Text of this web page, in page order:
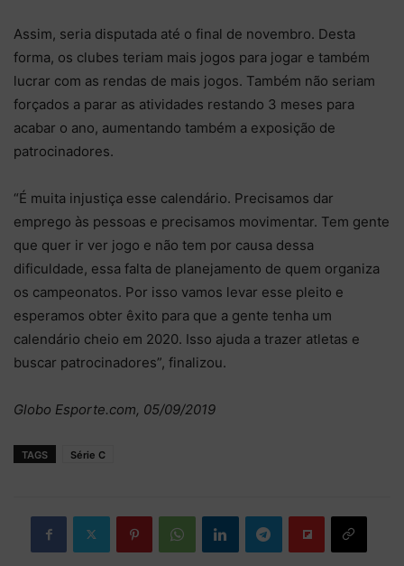
Assim, seria disputada até o final de novembro. Desta
forma, os clubes teriam mais jogos para jogar e também
lucrar com as rendas de mais jogos. Também não seriam
forçados a parar as atividades restando 3 meses para
acabar o ano, aumentando também a exposição de
patrocinadores.
“É muita injustiça esse calendário. Precisamos dar
emprego às pessoas e precisamos movimentar. Tem gente
que quer ir ver jogo e não tem por causa dessa
dificuldade, essa falta de planejamento de quem organiza
os campeonatos. Por isso vamos levar esse pleito e
esperamos obter êxito para que a gente tenha um
calendário cheio em 2020. Isso ajuda a trazer atletas e
buscar patrocinadores”, finalizou.
Globo Esporte.com, 05/09/2019
TAGS Série C